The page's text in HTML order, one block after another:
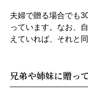
夫婦で贈る場合でも
っています。なお、
えていれば、それと
兄弟や姉妹に贈っ